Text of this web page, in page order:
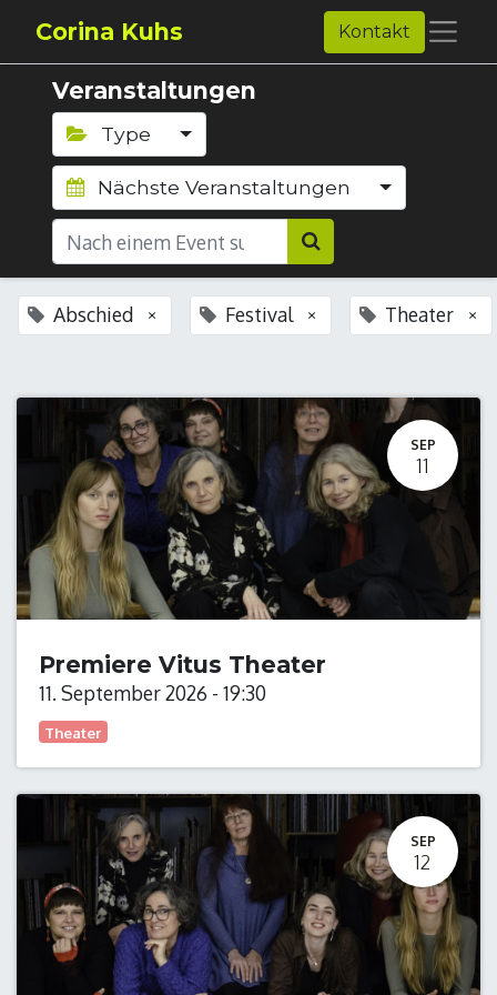
Corina Kuhs Kontakt
Veranstaltungen
Type
Nächste Veranstaltungen
Abschied × Festival × Theater ×
SEP
11
Premiere Vitus Theater
11. September 2026 - 19:30
Theater
SEP
12